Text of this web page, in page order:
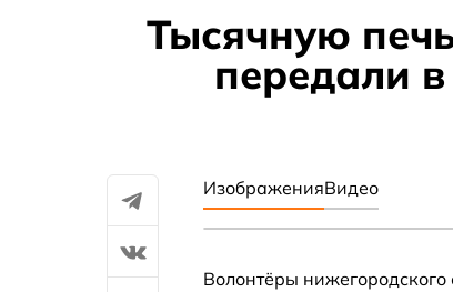
Тысячную
передали
ИзображенияВидео
Волонтёры